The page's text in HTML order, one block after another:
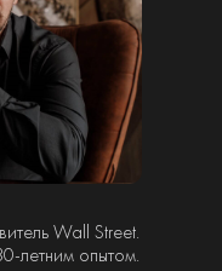
Wall Street.
летним опытом.